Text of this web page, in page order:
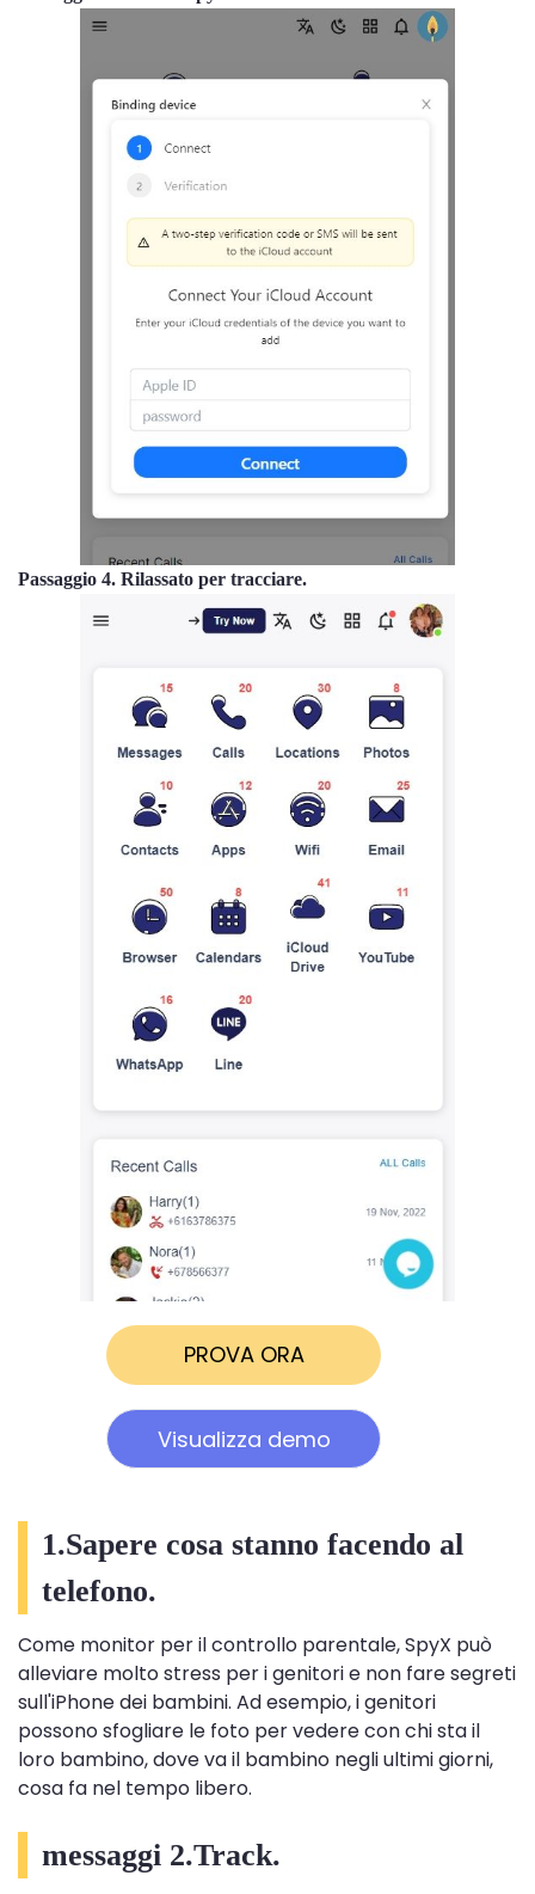
Passaggio 4. Rilassato per tracciare.
PROVA ORA
Visualizza demo
1.Sapere cosa stanno facendo al
telefono.
Come monitor per il controllo parentale, SpyX può
alleviare molto stress per i genitori e non fare segreti
sull'iPhone dei bambini. Ad esempio, i genitori
possono sfogliare le foto per vedere con chi sta il
loro bambino, dove va il bambino negli ultimi giorni,
cosa fa nel tempo libero.
messaggi 2.Track.